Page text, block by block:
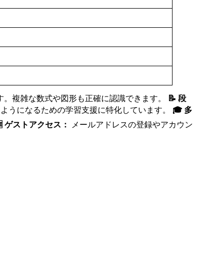
複雑な数式や図形も正確に認識できます。
📝 段
うになるための学習支援に特化しています。 🎓 多
ゲストアクセス：
メールアドレスの登録やアカウン